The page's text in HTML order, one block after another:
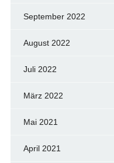
September 2022
August 2022
Juli 2022
März 2022
Mai 2021
April 2021